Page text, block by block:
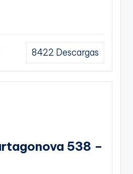
8422 Descargas
538 –